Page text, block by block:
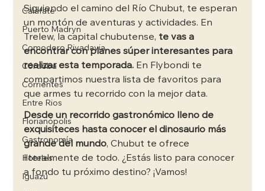
Calafate
Puerto Madryn
Comodoro Rivadavia
Córdoba
Corrientes
Entre Rios
Florianópolis
Gastronomía
Hoteles
Iguazú
Siguiendo el camino del Río Chubut, te esperan
un montón de aventuras y actividades. En
Trelew, la capital chubutense, te vas a
encontrar con planes súper interesantes para
realizar esta temporada. En Flybondi te
compartimos nuestra lista de favoritos para
que armes tu recorrido con la mejor data.
Desde un recorrido gastronómico lleno de
exquisiteces hasta conocer el dinosaurio más
grande del mundo, Chubut te ofrece
literalmente de todo. ¿Estás listo para conocer
a fondo tu próximo destino? ¡Vamos!